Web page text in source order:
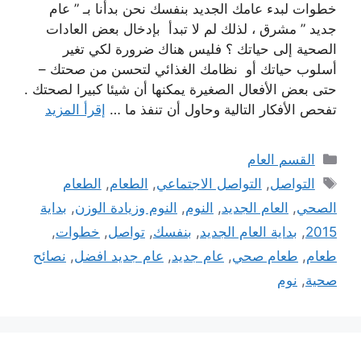
خطوات لبدء عامك الجديد بنفسك نحن بدأنا بـ ” عام
جديد ” مشرق ، لذلك لم لا تبدأ بإدخال بعض العادات
الصحية إلى حياتك ؟ فليس هناك ضرورة لكي تغير
أسلوب حياتك أو نظامك الغذائي لتحسن من صحتك –
حتى بعض الأفعال الصغيرة يمكنها أن شيئا كبيرا لصحتك .
تفحص الأفكار التالية وحاول أن تنفذ ما … إقرأ المزيد
التصنيفات
القسم العام
الوسوم
التواصل, التواصل الاجتماعي, الطعام, الطعام
الصحي, العام الجديد, النوم, النوم وزيادة الوزن, بداية
2015
, بداية العام الجديد, بنفسك, تواصل, خطوات,
طعام, طعام صحي, عام جديد, عام جديد افضل, نصائح
صحية, نوم